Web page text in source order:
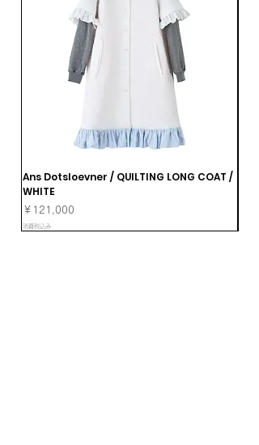
Ans Dotsloevner / QUILTING LONG COAT /
WHITE
価格
￥121,000
消費税込み